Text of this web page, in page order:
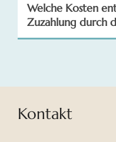
Welche Kosten
Zuzahlung durch
Kontakt